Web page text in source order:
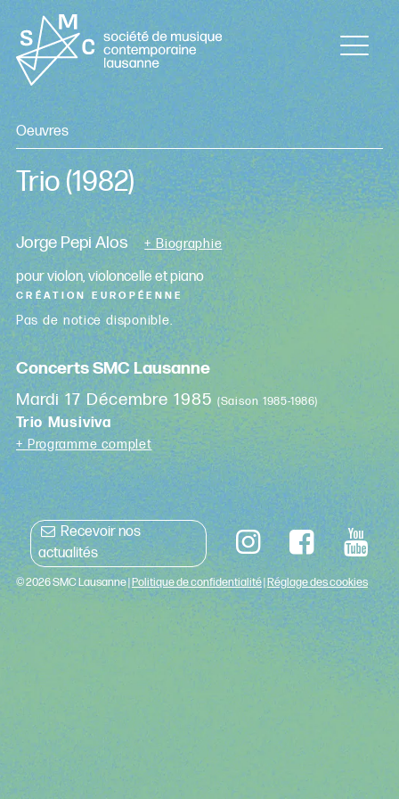
Oeuvres
Trio(1982)
Jorge Pepi Alos + Biographie
pour violon, violoncelle et piano
CRÉATION EUROPÉENNE
Pas de notice disponible.
Concerts SMC Lausanne
Mardi 17 Décembre 1985 (Saison 1985-1986)
Trio Musiviva
+ Programme complet
Recevoir nos
actualités
© 2026 SMC Lausanne |Politique de confidentialité|Réglage des cookies